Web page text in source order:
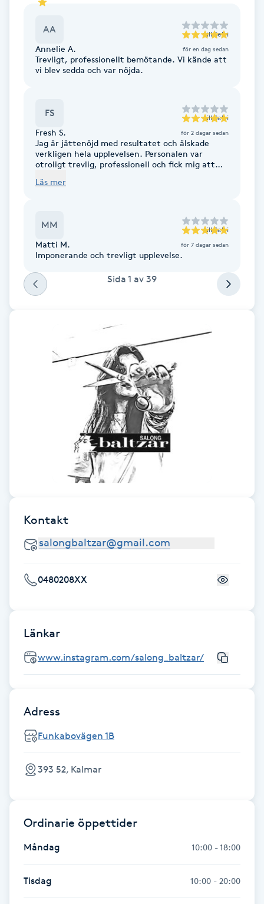
Gel naglar
Gellack med förstärkning
Gravidyoga
Gruppträning
Gua Sha-massage
H
Hollywood Peel
Huduppstramning
Hudvård
Hyperhidros
Hypnos
Hårborttagning
Hårbottenbehandling
Hårförlängning
Hårvård
AA till Selvi
Annelie A. för en dag sedan
Trevligt, professionellt bemötande. Vi kände att
vi blev sedda och var nöjda.
FS till Selvi
Fresh S. för 2 dagar sedan
Jag är jättenöjd med resultatet och älskade
verkligen hela upplevelsen. Personalen var
otroligt trevlig, professionell och fick mig att
Läs mer
MM till Selvi
Matti M. för 7 dagar sedan
Imponerande och trevligt upplevelse.
Sida 1 av 39
Kontakt
0480208XX
Länkar
www.instagram.com/salong_baltzar/
Adress
Funkabovägen 1B
393 52, Kalmar
Ordinarie öppettider
Måndag 10:00 - 18:00
Tisdag 10:00 - 20:00